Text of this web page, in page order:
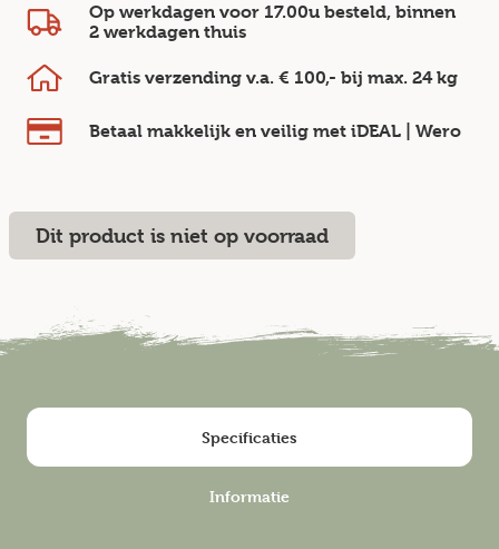
Op werkdagen voor 17.00u besteld, binnen
2 werkdagen thuis
Gratis verzending v.a. € 100,- bij max. 24 kg
Betaal makkelijk en veilig met iDEAL | Wero
Dit product is niet op voorraad
Specificaties
Informatie